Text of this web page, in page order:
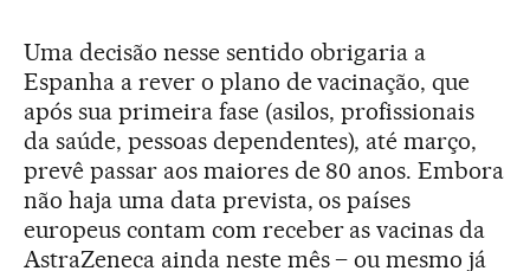
Uma decisão nesse sentido obrigaria a
Espanha a rever o plano de vacinação, que
após sua primeira fase (asilos, profissionais
da saúde, pessoas dependentes), até março,
prevê passar aos maiores de 80 anos. Embora
não haja uma data prevista, os países
europeus contam com receber as vacinas da
AstraZeneca ainda neste mês – ou mesmo já